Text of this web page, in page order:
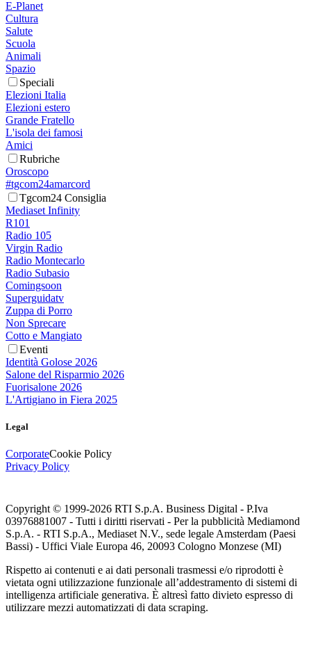
E-Planet
Cultura
Salute
Scuola
Animali
Spazio
Speciali
Elezioni Italia
Elezioni estero
Grande Fratello
L'isola dei famosi
Amici
Rubriche
Oroscopo
#tgcom24amarcord
Tgcom24 Consiglia
Mediaset Infinity
R101
Radio 105
Virgin Radio
Radio Montecarlo
Radio Subasio
Comingsoon
Superguidatv
Zuppa di Porro
Non Sprecare
Cotto e Mangiato
Eventi
Identità Golose 2026
Salone del Risparmio 2026
Fuorisalone 2026
L'Artigiano in Fiera 2025
Legal
CorporateCookie Policy
Privacy Policy
Copyright © 1999-2026 RTI S.p.A. Business Digital - P.Iva
03976881007 - Tutti i diritti riservati - Per la pubblicità Mediamond
S.p.A. - RTI S.p.A., Mediaset N.V., sede legale Amsterdam (Paesi
Bassi) - Uffici Viale Europa 46, 20093 Cologno Monzese (MI)
Rispetto ai contenuti e ai dati personali trasmessi e/o riprodotti è
vietata ogni utilizzazione funzionale all’addestramento di sistemi di
intelligenza artificiale generativa. È altresì fatto divieto espresso di
utilizzare mezzi automatizzati di data scraping.